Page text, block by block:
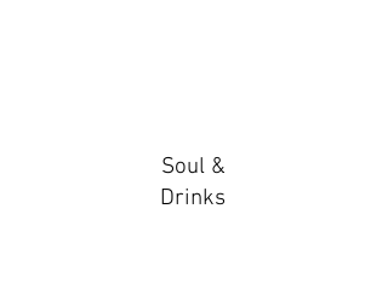
Soul &
Drinks